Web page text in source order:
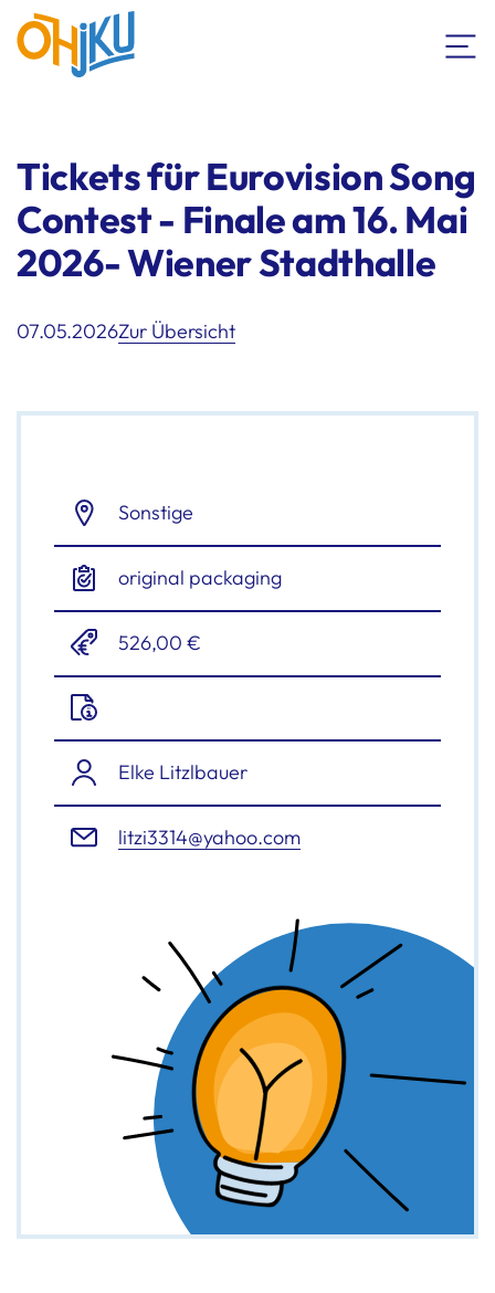
Tickets für Eurovision Song
Contest - Finale am 16. Mai
2026- Wiener Stadthalle
07.05.2026Zur Übersicht
Sonstige
original packaging
526,00 €
Elke Litzlbauer
litzi3314@yahoo.com